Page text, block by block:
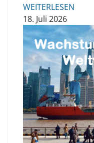
WEITERLESEN
18. Juli 2026